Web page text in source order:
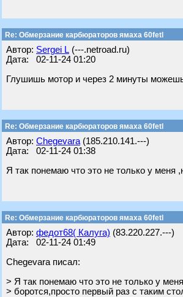
Re: Обмерзание карбюраторов ямаха 60fetl
Автор: Sergei L (---.netroad.ru)
Дата: 02-11-24 01:20
Глушишь мотор и через 2 минуты
Re: Обмерзание карбюраторов ямаха 60fetl
Автор: Chegevara (185.210.141.---)
Дата: 02-11-24 01:38
Я так понемаю что это не только у меня
Re: Обмерзание карбюраторов ямаха 60fetl
Автор: федот68( Калуга) (83.220.227.---)
Дата: 02-11-24 01:49
Chegevara писал:
> Я так понемаю что это не только у
> боротся,просто первый раз с таким